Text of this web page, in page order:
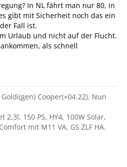
In NL fährt man nur 80, in
gibt mit Sicherheit noch das ein
Fall ist.
Urlaub und nicht auf der Flucht.
als schnell
Cooper(+04.22). Nun
2,3l, 150 PS, HY4, 100W Solar,
mit M11 VA, GS ZLF HA.